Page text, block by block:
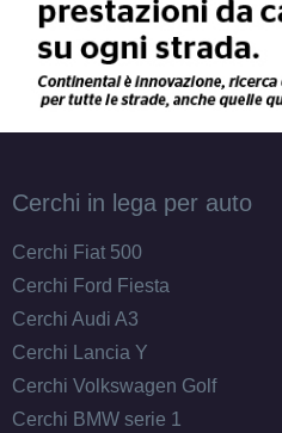
145/70 R13 71T
Disponibile
Cerchi in lega per auto
Cerchi Fiat 500
Cerchi Ford Fiesta
Cerchi Audi A3
Cerchi Lancia Y
Cerchi Volkswagen Golf
Cerchi BMW serie 1